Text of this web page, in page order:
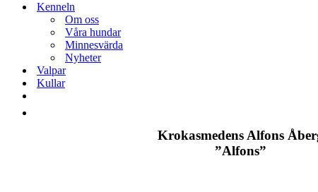
Kenneln
Om oss
Våra hundar
Minnesvärda
Nyheter
Valpar
Kullar
Krokasmedens Alfons
”Alfons”